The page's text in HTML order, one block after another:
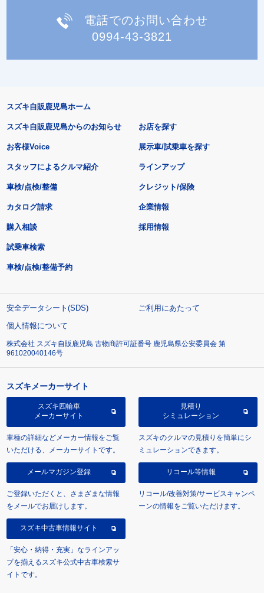
電話でのお問い合わせ
0994-43-3821
スズキ自販鹿児島ホーム
スズキ自販鹿児島からのお知らせ
お客様Voice
スタッフによるクルマ紹介
お店を探す
展示車/試乗車を探す
ラインアップ
車検/点検/整備 クレジット/保険
カタログ請求
購入相談
試乗車検索
車検/点検/整備予約
企業情報
採用情報
安全データシート(SDS)
ご利用にあたって
個人情報について
株式会社 スズキ自販鹿児島 古物商許可証番号 鹿児島県公安委員会 第
961020040146号
スズキメーカーサイト
スズキ四輪車
メーカーサイト
車種の詳細などメーカー情報をご覧
いただける、メーカーサイトです。
見積り
シミュレーション
スズキのクルマの見積りを簡単にシ
ミュレーションできます。
メールマガジン登録
ご登録いただくと、さまざまな情報
をメールでお届けします。
リコール等情報
リコール/改善対策/サービスキャンペ
ーンの情報をご覧いただけます。
スズキ中古車情報サイト
「安心・納得・充実」なラインアッ
プを揃えるスズキ公式中古車検索サ
イトです。